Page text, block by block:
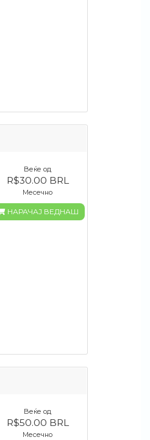
Веќе од
R$30.00 BRL
Месечно
НАРАЧАЈ ВЕДНАШ
Веќе од
R$50.00 BRL
Месечно